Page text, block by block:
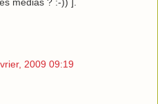
2009 09:19